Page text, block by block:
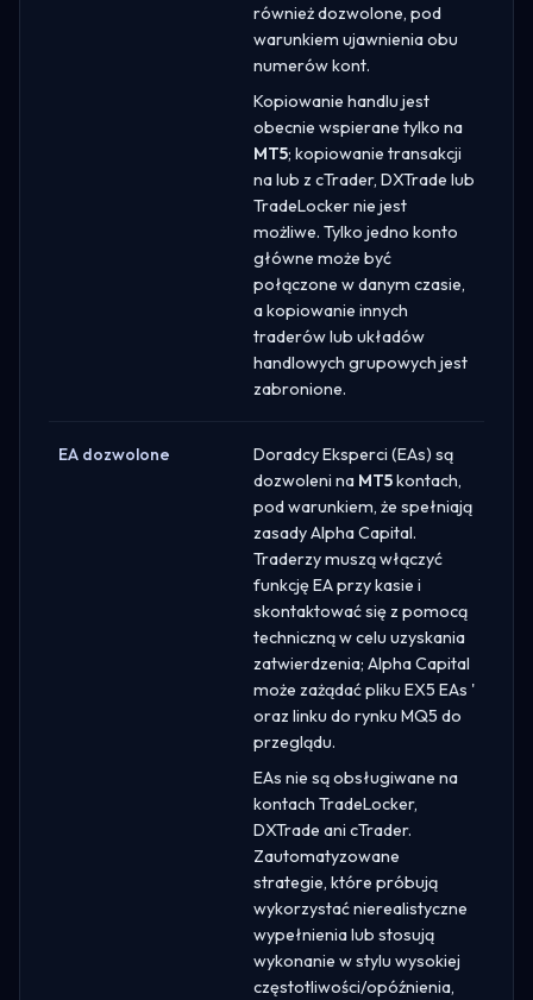
również dozwolone, pod
warunkiem ujawnienia obu
numerów kont.
Kopiowanie handlu jest
obecnie wspierane tylko na
MT5; kopiowanie transakcji
na lub z cTrader, DXTrade lub
TradeLocker nie jest
możliwe. Tylko jedno konto
główne może być
połączone w danym czasie,
a kopiowanie innych
traderów lub układów
handlowych grupowych jest
zabronione.
EA dozwolone
Doradcy Eksperci (EAs) są
dozwoleni na MT5kontach,
pod warunkiem, że spełniają
zasady Alpha Capital.
Traderzy muszą włączyć
funkcję EA przy kasie i
skontaktować się z pomocą
techniczną w celu uzyskania
zatwierdzenia; Alpha Capital
może zażądać pliku EX5 EAs '
oraz linku do rynku MQ5 do
przeglądu.
EAs nie są obsługiwane na
kontach TradeLocker,
DXTrade ani cTrader.
Zautomatyzowane
strategie, które próbują
wykorzystać nierealistyczne
wypełnienia lub stosują
wykonanie w stylu wysokiej
częstotliwości/opóźnienia,